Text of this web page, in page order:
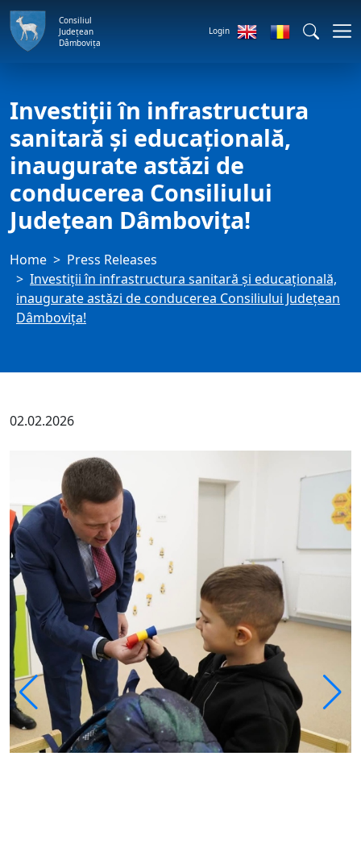
Consiliul
Județean
Dâmbovița
Login
Investiții în infrastructura
sanitară și educațională,
inaugurate astăzi de
conducerea Consiliului
Județean Dâmbovița!
Home
Press Releases
Investiții în infrastructura sanitară și educațională,
inaugurate astăzi de conducerea Consiliului Județean
Dâmbovița!
02.02.2026